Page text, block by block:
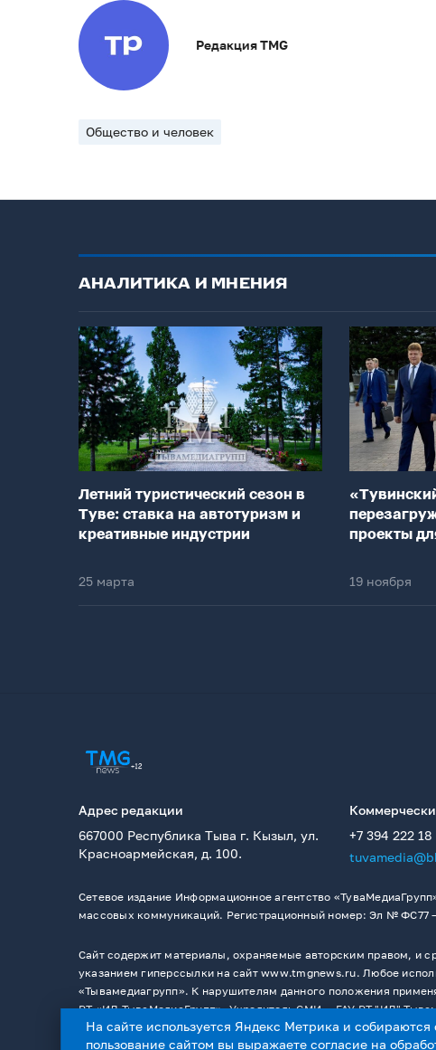
Редакция TMG
Общество и человек
АНАЛИТИКА И МНЕНИЯ
Летний туристический сезон в
Туве: ставка на автотуризм и
креативные индустрии
25 марта
проекты
19 ноября
Адрес редакции
667000 Республика Тыва г. Кызыл, ул.
Красноармейская, д. 100.
+7 394 222 18
Сетевое издание Информационное агентство
массовых коммуникаций. Регистрационный номер: Эл № ФС77
Сайт содержит материалы, охраняемые авторским правом, и
указанием гиперссылки на сайт www.tmgnews.ru. Любое
«Тывамедиагрупп». К нарушителям данного положения
РТ «ИД ТываМедиаГрупп». Учредитель СМИ －ГАУ РТ "ИД"
На сайте используется Яндекс Метрика и
пользование сайтом вы выражаете согласие на